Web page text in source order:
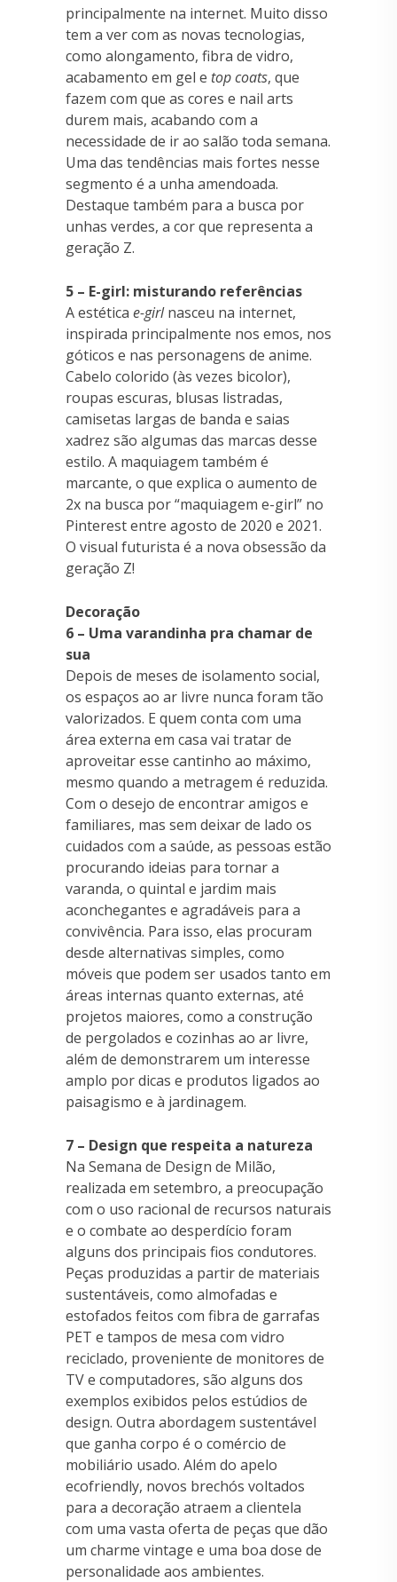
principalmente na internet. Muito disso
tem a ver com as novas tecnologias,
como alongamento, fibra de vidro,
acabamento em gel e top coats, que
fazem com que as cores e nail arts
durem mais, acabando com a
necessidade de ir ao salão toda semana.
Uma das tendências mais fortes nesse
segmento é a unha amendoada.
Destaque também para a busca por
unhas verdes, a cor que representa a
geração Z.
5 – E-girl: misturando referências
A estética e-girlnasceu na internet,
inspirada principalmente nos emos, nos
góticos e nas personagens de anime.
Cabelo colorido (às vezes bicolor),
roupas escuras, blusas listradas,
camisetas largas de banda e saias
xadrez são algumas das marcas desse
estilo. A maquiagem também é
marcante, o que explica o aumento de
2x na busca por “maquiagem e-girl” no
Pinterest entre agosto de 2020 e 2021.
O visual futurista é a nova obsessão da
geração Z!
Decoração
6 – Uma varandinha pra chamar de
sua
Depois de meses de isolamento social,
os espaços ao ar livre nunca foram tão
valorizados. E quem conta com uma
área externa em casa vai tratar de
aproveitar esse cantinho ao máximo,
mesmo quando a metragem é reduzida.
Com o desejo de encontrar amigos e
familiares, mas sem deixar de lado os
cuidados com a saúde, as pessoas estão
procurando ideias para tornar a
varanda, o quintal e jardim mais
aconchegantes e agradáveis para a
convivência. Para isso, elas procuram
desde alternativas simples, como
móveis que podem ser usados tanto em
áreas internas quanto externas, até
projetos maiores, como a construção
de pergolados e cozinhas ao ar livre,
além de demonstrarem um interesse
amplo por dicas e produtos ligados ao
paisagismo e à jardinagem.
7 – Design que respeita a natureza
Na Semana de Design de Milão,
realizada em setembro, a preocupação
com o uso racional de recursos naturais
e o combate ao desperdício foram
alguns dos principais fios condutores.
Peças produzidas a partir de materiais
sustentáveis, como almofadas e
estofados feitos com fibra de garrafas
PET e tampos de mesa com vidro
reciclado, proveniente de monitores de
TV e computadores, são alguns dos
exemplos exibidos pelos estúdios de
design. Outra abordagem sustentável
que ganha corpo é o comércio de
mobiliário usado. Além do apelo
ecofriendly, novos brechós voltados
para a decoração atraem a clientela
com uma vasta oferta de peças que dão
um charme vintage e uma boa dose de
personalidade aos ambientes.